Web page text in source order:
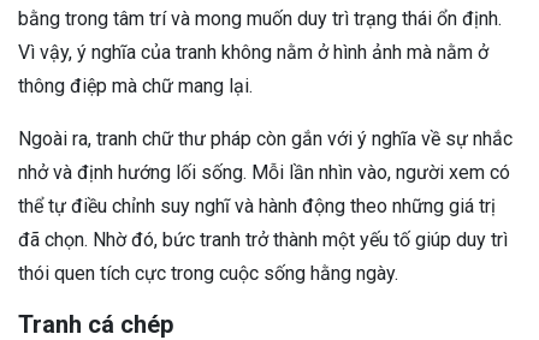
bằng trong tâm trí và mong muốn duy trì trạng thái ổn định.
Vì vậy, ý nghĩa của tranh không nằm ở hình ảnh mà nằm ở
thông điệp mà chữ mang lại.
Ngoài ra, tranh chữ thư pháp còn gắn với ý nghĩa về sự nhắc
nhở và định hướng lối sống. Mỗi lần nhìn vào, người xem có
thể tự điều chỉnh suy nghĩ và hành động theo những giá trị
đã chọn. Nhờ đó, bức tranh trở thành một yếu tố giúp duy trì
thói quen tích cực trong cuộc sống hằng ngày.
Tranh cá chép